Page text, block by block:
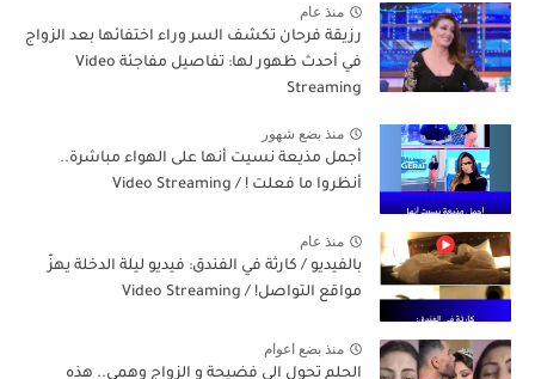
منذ عام
رزيقة فرحان تكشف السر وراء اختفائها بعد الزواج
في أحدث ظهور لها: تفاصيل مفاجئة Video
Streaming
منذ بضع شهور
أجمل مذيعة نسيت أنها على الهواء مباشرة..
أنظروا ما فعلت ! / Video Streaming
منذ عام
بالفيديو / كارثة في الفندق: فيديو ليلة الدخلة يهزّ
مواقع التواصل! / Video Streaming
منذ بضع اعوام
الحلم تحول الي فضيحة و الزواج وهمي.. هذه